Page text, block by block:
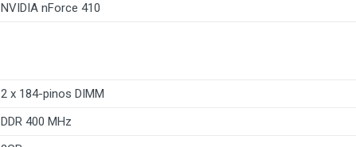
NVIDIA nForce 410
2 x 184-pinos DIMM
DDR 400 MHz